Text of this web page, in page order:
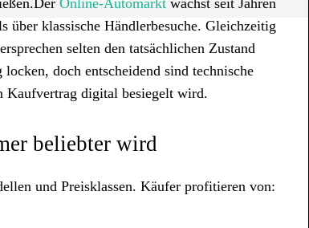
Online-Automarkt wächst seit Jahren
über klassische Händlerbesuche. Gleichzeitig
selten den tatsächlichen Zustand
doch entscheidend sind technische
Kaufvertrag digital besiegelt wird.
beliebter wird
und Preisklassen. Käufer profitieren von: